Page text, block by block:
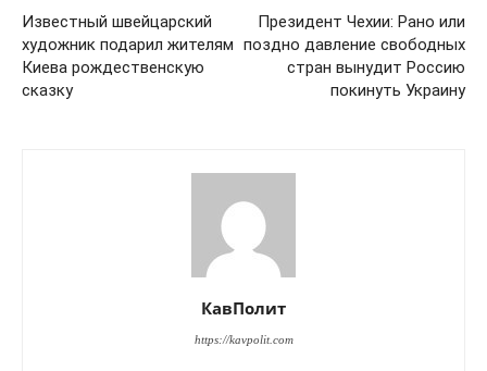
Известный швейцарский
художник подарил жителям
Киева рождественскую
сказку
Президент Чехии: Рано или
поздно давление свободных
стран вынудит Россию
покинуть Украину
КавПолит
https://kavpolit.com